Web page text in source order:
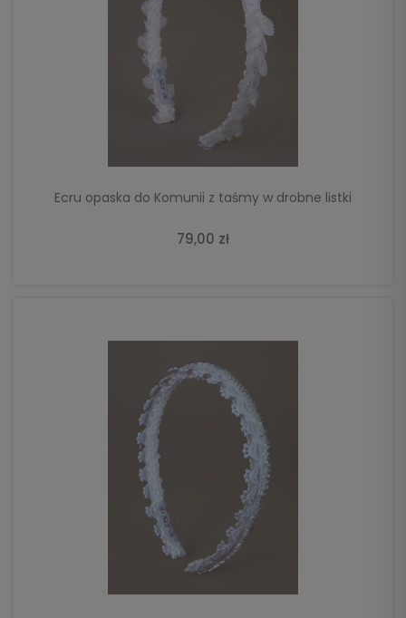
Ecru opaska do Komunii z taśmy w drobne listki
79,00 zł
DO KOSZYKA
DO KOSZYKA